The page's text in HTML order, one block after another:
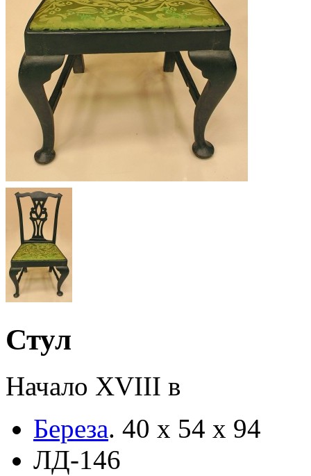
Стул
Начало XVIII в
Береза. 40 х 54 х 94
ЛД-146